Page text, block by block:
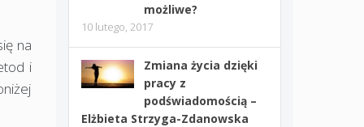
na
i
możliwe?
10 lutego, 2017
Zmiana życia dzięki
pracy z
podświadomością –
Elżbieta Strzyga-Zdanowska